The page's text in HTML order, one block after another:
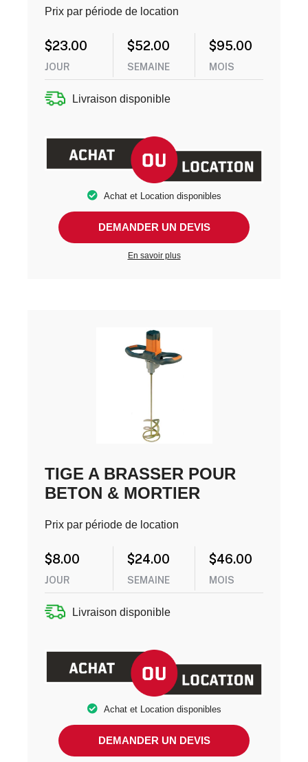
Prix par période de location
$23.00
JOUR
$52.00
SEMAINE
$95.00
MOIS
Livraison disponible
Achat et Location disponibles
DEMANDER UN DEVIS
En savoir plus
TIGE A BRASSER POUR
BETON & MORTIER
Prix par période de location
$8.00
JOUR
$24.00
SEMAINE
$46.00
MOIS
Livraison disponible
Achat et Location disponibles
DEMANDER UN DEVIS